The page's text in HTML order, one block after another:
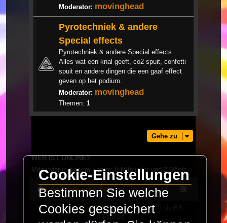
Moderator: movinghead
Pyrotechniek & andere
Special effects
Pyrotechniek & andere Special effects.
Alles wat een knal geeft, co2 spuit, confetti
spuit en andere dingen die een gaaf effect
geven op het podium.
Moderator: movinghead
Themen: 1
Gehe zu
WER IST ONLINE?
Mitglieder in diesem Forum: 0 Mitglieder und 2 Gäste
LaserFreak.net Forum
Powered byphpBB® Forum Software © phpBB
Limited
Cookie-Einstellungen
Bestimmen Sie welche
Cookies gespeichert